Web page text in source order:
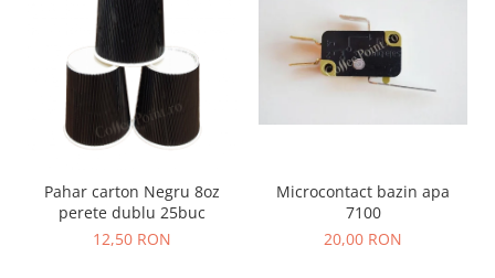
Pahar carton Negru 8oz
perete dublu 25buc
12,50 RON
Microcontact bazin apa
7100
20,00 RON